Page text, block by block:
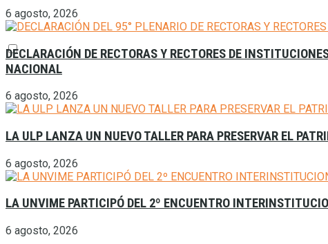
6 agosto, 2026
DECLARACIÓN DE RECTORAS Y RECTORES DE
NACIONAL
6 agosto, 2026
LA ULP LANZA UN NUEVO TALLER PARA PRESERVAR EL
6 agosto, 2026
LA UNVIME PARTICIPÓ DEL 2º ENCUENTRO
6 agosto, 2026